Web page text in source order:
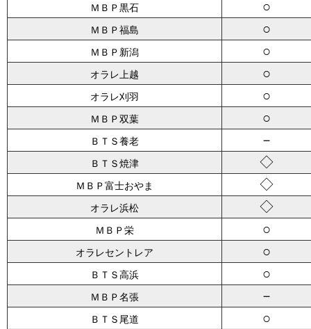
ＭＢＰ黒石 ○
ＭＢＰ福島 ○
ＭＢＰ新潟 ○
オラレ上越 ○
オラレ刈羽 ○
ＭＢＰ双葉 ○
ＢＴＳ養老 －
ＢＴＳ焼津 ◇
ＭＢＰ富士おやま ◇
オラレ浜松 ◇
ＭＢＰ栄 ○
オラレセントレア ○
ＢＴＳ高浜 ○
ＭＢＰ名張 －
ＢＴＳ尾道 ○